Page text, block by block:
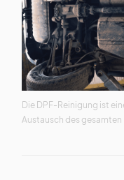
Die DPF-Reinigung ist
Austausch des gesamten